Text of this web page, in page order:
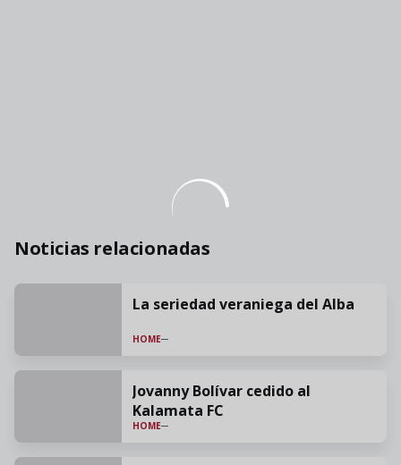
Noticias relacionadas
La seriedad veraniega del Alba
HOME
Jovanny Bolívar cedido al
Kalamata FC
HOME